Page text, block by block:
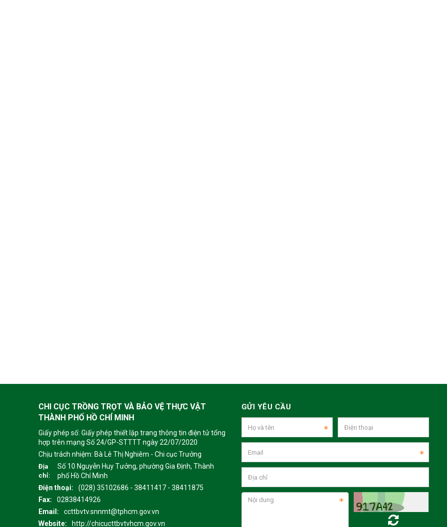
CHI CỤC TRỒNG TRỌT VÀ BẢO VỆ THỰC VẬT
THÀNH PHỐ HỒ CHÍ MINH
Giấy phép số: Giấy phép thiết lập trang thông tin điện tử tổng
hợp trên mạng Số 24/GP-STTTT ngày 22/07/2020
Chịu trách nhiệm: Bà Lê Thị Nghiêm - Chi cục Trưởng
Địa
chỉ:
Số 10 Nguyễn Huy Tưởng, phường Gia Định, Thành
phố Hồ Chí Minh
Điện thoại:
(028) 35102686 - 38411417 - 38411875
Fax:
02838414926
Email:
ccttbvtv.snnmt@tphcm.gov.vn
Website:
http://chicucttbvtvhcm.gov.vn
GỬI YÊU CẦU